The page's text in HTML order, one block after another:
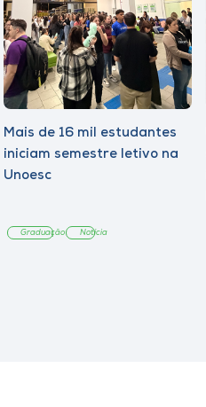
Mais de 16 mil estudantes
iniciam semestre letivo na
Unoesc
Graduação Notícia